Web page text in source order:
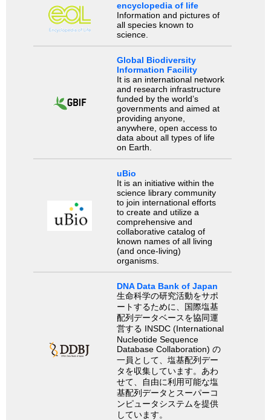
encyclopedia of life
Information and pictures of
all species known to
science.
Global Biodiversity
Information Facility
It is an international network
and research infrastructure
funded by the world’s
governments and aimed at
providing anyone,
anywhere, open access to
data about all types of life
on Earth.
uBio
It is an initiative within the
science library community
to join international efforts
to create and utilize a
comprehensive and
collaborative catalog of
known names of all living
(and once-living)
organisms.
DNA Data Bank of Japan
生命科学の研究活動をサポ
ートするために、国際塩基
配列データベースを協同運
営する INSDC (International
Nucleotide Sequence
Database Collaboration) の
一員として、塩基配列デー
タを収集しています。あわ
せて、自由に利用可能な塩
基配列データとスーパーコ
ンピュータシステムを提供
しています。